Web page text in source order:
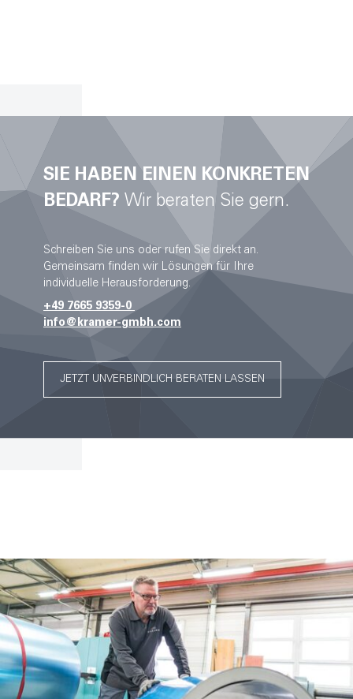
SIE HABEN EINEN KONKRETEN
BEDARF? Wir beraten Sie gern.
Schreiben Sie uns oder rufen Sie direkt an.
Gemeinsam finden wir Lösungen für Ihre
individuelle Herausforderung.
+49 7665 9359-0
info@kramer-gmbh.com
JETZT UNVERBINDLICH BERATEN LASSEN